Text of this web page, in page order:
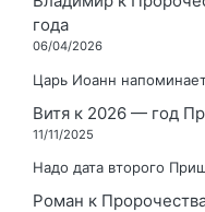
года
06/04/2026
Царь Иоанн
Витя к 2026 — год
11/11/2025
Надо дата второго
Роман к